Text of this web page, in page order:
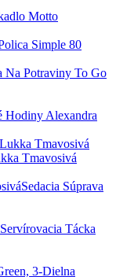
Motto
Simple 80
Na Potraviny To Go
Hodiny Alexandra
Tmavosivá
Sedacia Súprava
Servírovacia Tácka